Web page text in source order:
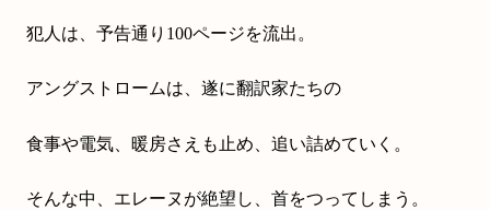
犯人は、予告通り100ページを流出。
アングストロームは、遂に翻訳家たちの
食事や電気、暖房さえも止め、追い詰めていく。
そんな中、エレーヌが絶望し、首をつってしまう。